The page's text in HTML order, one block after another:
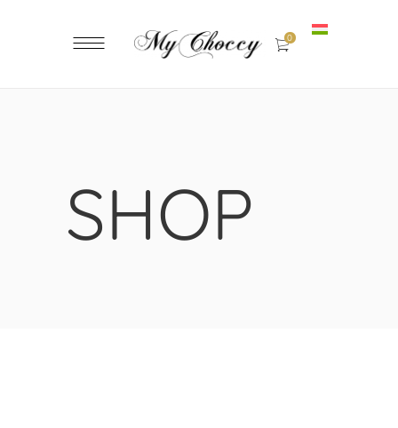
0
SHOP